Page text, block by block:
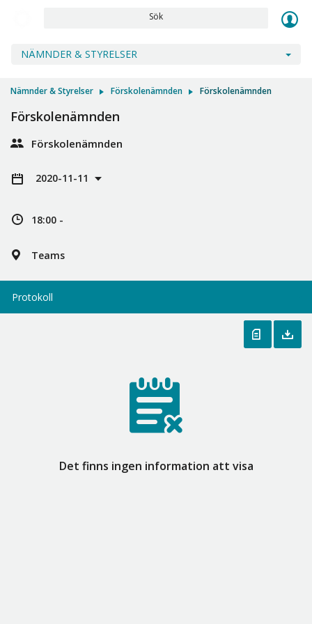
Sök
NÄMNDER & STYRELSER
Nämnder & Styrelser Förskolenämnden Förskolenämnden
Förskolenämnden
Förskolenämnden
2020-11-11
18:00 -
Teams
Protokoll
Det finns ingen information att visa